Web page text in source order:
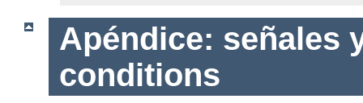
Apéndice: señales
conditions